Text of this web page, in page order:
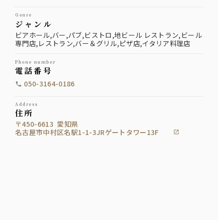
genre
ジャンル
ビアホール,バー,パブ,ビストロ,地ビール レストラン,ビール
専門店,レストラン,バー＆グリル,ピザ店,イタリア料理店
phone number
電話番号
050-3164-0186
address
住所
〒450-6613 愛知県
名古屋市中村区名駅1-1-3JRゲートタワー13F